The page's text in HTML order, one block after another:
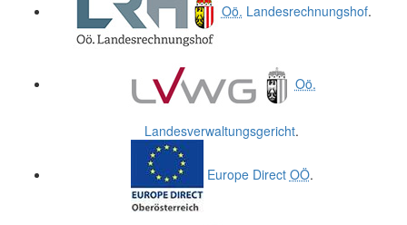
Oö. Landesrechnungshof.
Oö.
Landesverwaltungsgericht.
Europe Direct OÖ.